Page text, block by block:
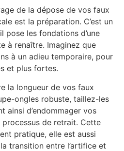
de la dépose de vos faux
est la préparation. C’est un
pose les fondations d’une
à renaître. Imaginez que
à un adieu temporaire, pour
et plus fortes.
la longueur de vos faux
ongles robuste, taillez-les
ainsi d’endommager vos
de retrait. Cette
pratique, elle est aussi
transition entre l’artifice et